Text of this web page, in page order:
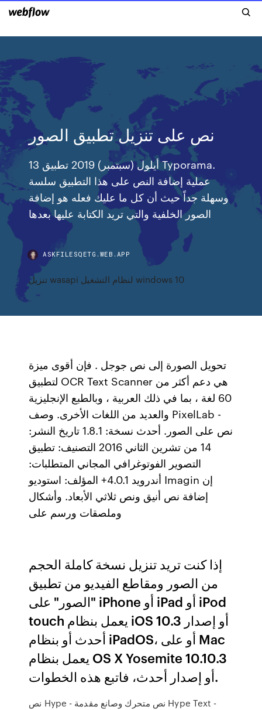
نص على تنزيل تطبيق الصور
13 أيلول (سبتمبر) 2019 تطبيق Typorama.
عملية إضافة النص على هذا التطبيق سلسة
وسهلة جداً حيث أن كل ما عليك فعله هو إضافة
ASKFILESQETG.WEB.APP
تنزيل wasapi لنظام التشغيل windows 10
تحويل الصورة إلى نص جوجل . فإن أقوى ميزة
لتطبيق OCR Text Scanner هي دعم أكثر من
60 لغة ، بما في ذلك العربية ، وبالطبع الإنجليزية
والعديد من اللغات الأخرى. وصف PixelLab -
نص على الصور. أحدث نسخة: 1.8.1 تاريخ النشر:
14 من تشرين الثاني 2016 التصنيف: تطبيق
التصوير الفوتوغرافي المجاني المتطلبات:
أندرويد 4.0.1+ المؤلف: استوديو Imagin إن
إضافة نص أنيق ونص ثلاثي الأبعاد. وأشكال
وملصقات ورسم على
إذا كنت تريد تنزيل نسخة كاملة الحجم
من الصور ومقاطع الفيديو من تطبيق
"الصور" على iPhone أو iPad أو iPod
touch يعمل بنظام iOS 10.3 أو إصدار
أحدث أو بنظام iPadOS، أو على Mac
يعمل بنظام OS X Yosemite 10.10.3
أو إصدار أحدث، فاتبع هذه الخطوات.
نص Hype - نص متحرك وصانع مقدمة Hype Text -